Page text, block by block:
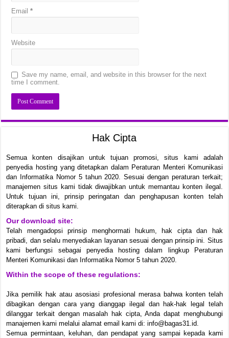
Email*
Website
Save my name, email, and website in this browser for the next
time I comment.
Hak Cipta
Semua konten disajikan untuk tujuan promosi, situs kami adalah
penyedia hosting yang ditetapkan dalam Peraturan Menteri Komunikasi
dan Informatika Nomor 5 tahun 2020. Sesuai dengan peraturan terkait;
manajemen situs kami tidak diwajibkan untuk memantau konten ilegal.
Untuk tujuan ini, prinsip peringatan dan penghapusan konten telah
diterapkan di situs kami.
Our download site:
Telah mengadopsi prinsip menghormati hukum, hak cipta dan hak
pribadi, dan selalu menyediakan layanan sesuai dengan prinsip ini. Situs
kami berfungsi sebagai penyedia hosting dalam lingkup Peraturan
Menteri Komunikasi dan Informatika Nomor 5 tahun 2020.
Within the scope of these regulations:
Jika pemilik hak atau asosiasi profesional merasa bahwa konten telah
dibagikan dengan cara yang dianggap ilegal dan hak-hak legal telah
dilanggar terkait dengan masalah hak cipta, Anda dapat menghubungi
manajemen kami melalui alamat email kami di: info@bagas31.id.
Semua permintaan, keluhan, dan pendapat yang sampai kepada kami